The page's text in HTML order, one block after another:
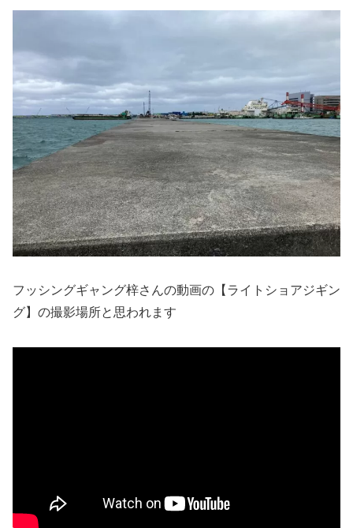
フッシングギャング梓さんの動画の【ライトショアジギン
グ】の撮影場所と思われます